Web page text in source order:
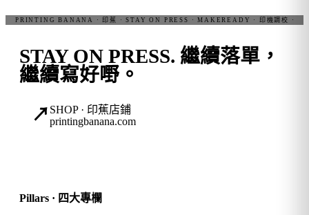
STAY ON PRESS. 繼續落單，
繼續寫好嘢。
↗ SHOP · 印蕉店鋪
printingbanana.com
Pillars · 四大專欄